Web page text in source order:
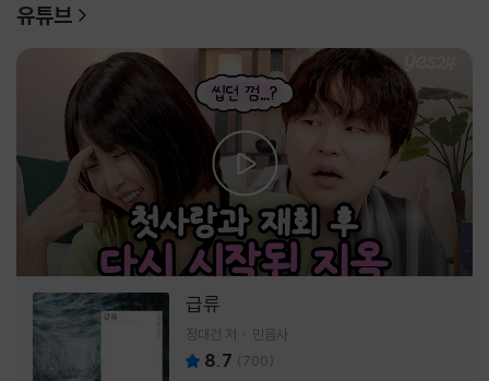
유튜브
급류
정대건 저 민음사
8.7 (700)